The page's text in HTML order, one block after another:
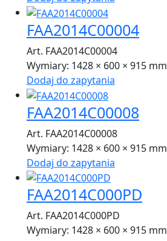
FAA2014C00004
Art. FAA2014C00004
Wymiary: 1428 × 600 × 915 mm
Dodaj do zapytania
FAA2014C00008
Art. FAA2014C00008
Wymiary: 1428 × 600 × 915 mm
Dodaj do zapytania
FAA2014C000PD
Art. FAA2014C000PD
Wymiary: 1428 × 600 × 915 mm